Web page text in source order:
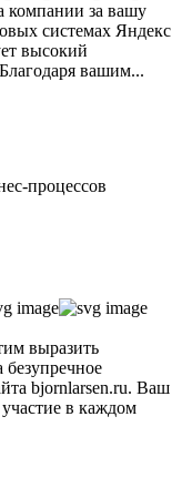
компании за вашу
системах Яндекс
высокий
вашим...
процессов
выразить
bjornlarsen.ru. Ваш
в каждом